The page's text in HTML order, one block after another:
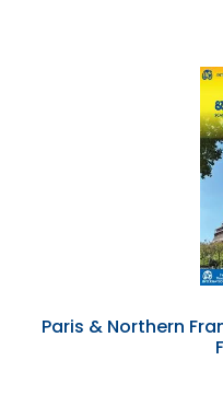
Paris & Northern